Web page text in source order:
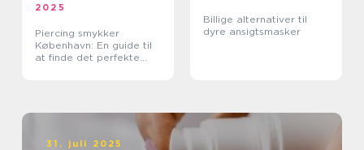
2025
Piercing smykker
København: En guide til
at finde det perfekte
Billige alternativer til
dyre ansigtsmasker
31. juli 2025